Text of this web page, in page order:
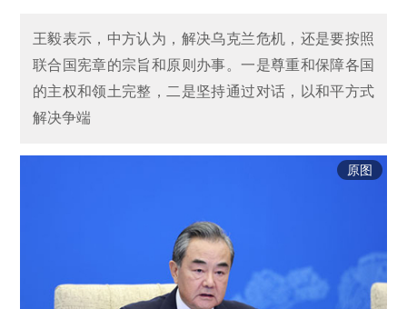
王毅表示，中方认为，解决乌克兰危机，还是要按照
联合国宪章的宗旨和原则办事。一是尊重和保障各国
的主权和领土完整，二是坚持通过对话，以和平方式
解决争端
原图